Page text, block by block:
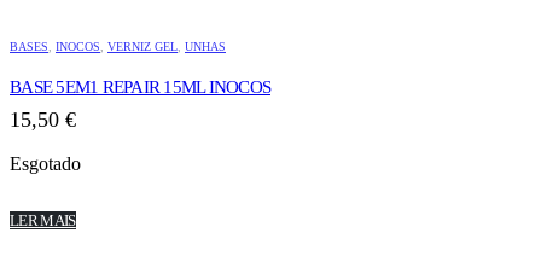
BASES INOCOS VERNIZ GEL UNHAS
BASE 5EM1 REPAIR 15ML INOCOS
15,50 €
Esgotado
LER MAIS